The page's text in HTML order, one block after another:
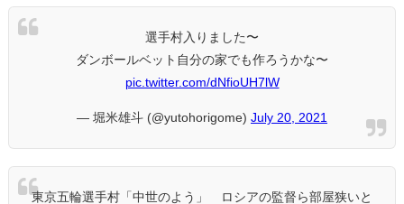
選手村入りました〜
ダンボールベット自分の家でも作ろうかな〜
pic.twitter.com/dNfioUH7lW
— 堀米雄斗 (@yutohorigome) July 20, 2021
東京五輪選手村「中世のよう」 ロシアの監督ら部屋狭いと